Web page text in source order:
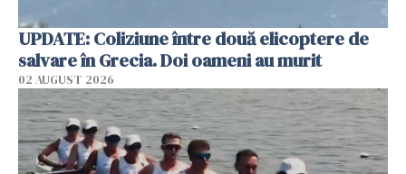
UPDATE: Coliziune între două elicoptere de
salvare în Grecia. Doi oameni au murit
02 AUGUST 2026